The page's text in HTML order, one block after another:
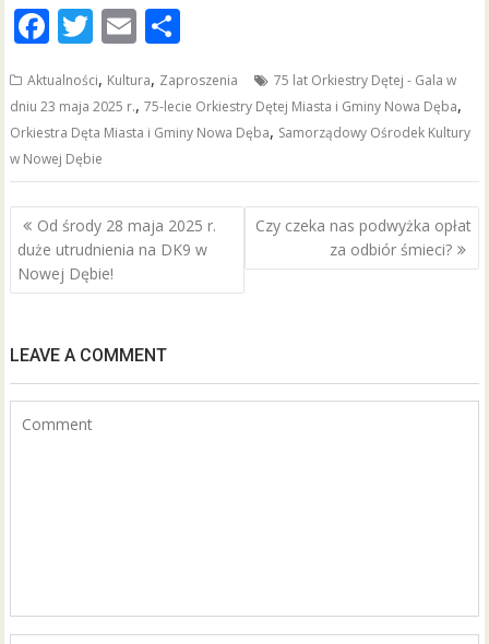
F
e
b
o
o
k
T
itt
er
E
ai
l
ar
e
Aktualności, Kultura, Zaproszenia
75 lat Orkiestry Dętej - Gala w
dniu 23 maja 2025 r.,75-lecie Orkiestry Dętej Miasta i Gminy Nowa Dęba,
Orkiestra Dęta Miasta i Gminy Nowa Dęba, Samorządowy Ośrodek Kultury
w Nowej Dębie
Nawigacja
wpisu
Od środy 28 maja 2025 r.
duże utrudnienia na DK9 w
Nowej Dębie!
Czy czeka nas podwyżka opłat
za odbiór śmieci?
LEAVE A COMMENT